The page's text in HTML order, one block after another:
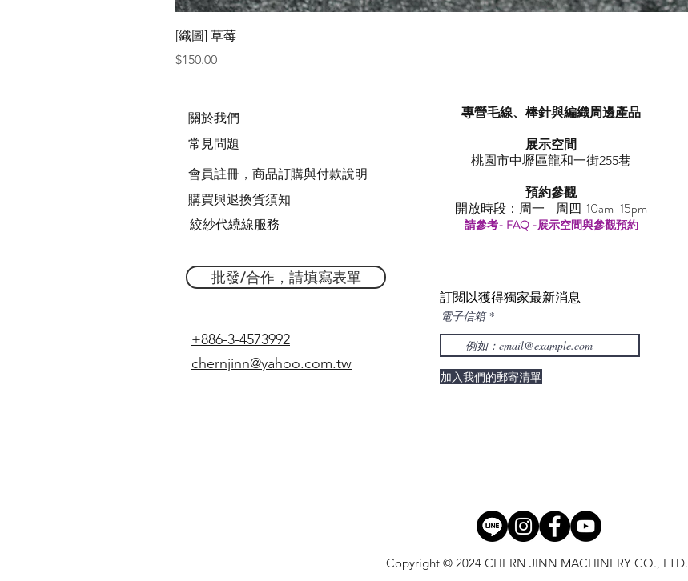
[織圖] 草莓
價格
$150.00
關於我們
常見問題
會員註冊，商品訂購與付款說明
購買與退換貨須知
絞紗代繞線服務
專營毛線、棒針與編織周邊產品
展示空間
​桃園市中壢區龍和一街255巷
預約參觀
開放時段：周一 - 周四 10am-15pm
請參考- FAQ -展示空間與參觀預約
批發/合作，請填寫表單
+886-3-4573992
chernjinn@yahoo.com.tw
訂閱以獲得獨家最新消息
電子信箱
加入我們的郵寄清單
Copyright © 2024 CHERN JINN MACHINERY CO., LTD.